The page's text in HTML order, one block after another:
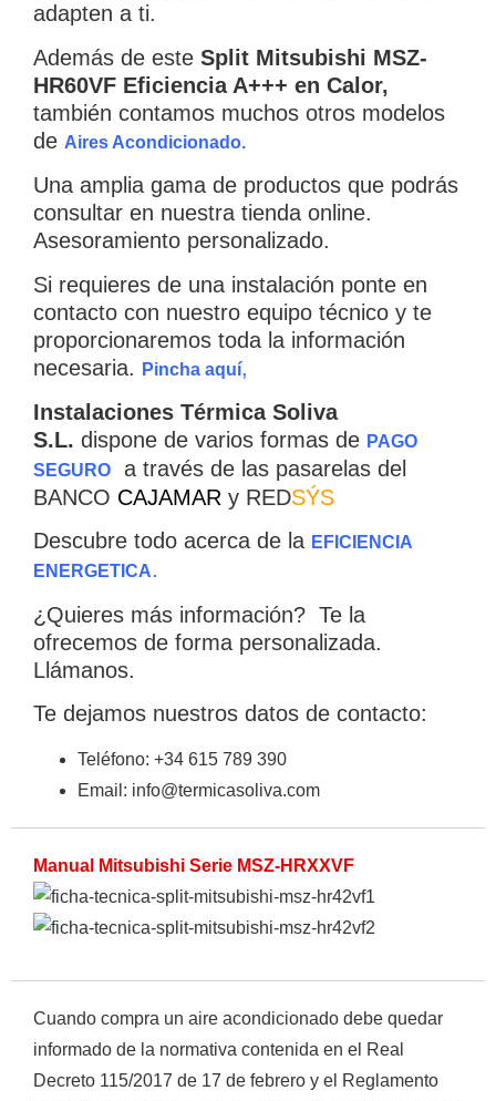
adapten a ti.
Además de este Split Mitsubishi MSZ-
HR60VF Eficiencia A+++ en Calor,
también contamos muchos otros modelos
de Aires Acondicionado.
Una amplia gama de productos que podrás
consultar en nuestra tienda online.
Asesoramiento personalizado.
Si requieres de una instalación ponte en
contacto con nuestro equipo técnico y te
proporcionaremos toda la información
necesaria.
Pincha aquí,
Instalaciones Térmica Soliva
S.L. dispone de varios formas de PAGO
SEGURO
a través de las pasarelas del
BANCO CAJAMAR y REDSÝS
Descubre todo acerca de la EFICIE NCIA
ENERGETICA.
¿Quieres más información? Te la
ofrecemos de forma personalizada.
Llámanos.
Te dejamos nuestros datos de contacto:
Teléfono: +34 615 789 390
Email: info@termicasoliva.com
Manual Mitsubishi Serie MSZ-HRXXVF
Cuando compra un aire acondicionado debe quedar
informado de la normativa contenida en el Real
Decreto 115/2017 de 17 de febrero y el Reglamento